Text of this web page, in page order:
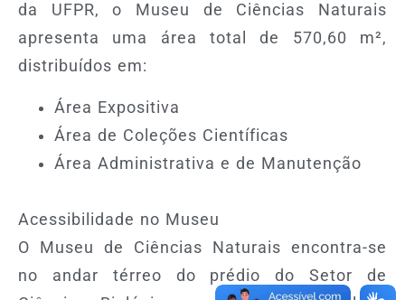
da UFPR, o Museu de Ciências Naturais
apresenta uma área total de 570,60 m²,
distribuídos em:
Área Expositiva
Área de Coleções Científicas
Área Administrativa e de Manutenção
Acessibilidade no Museu
O Museu de Ciências Naturais encontra-se
no andar térreo do prédio do Setor de